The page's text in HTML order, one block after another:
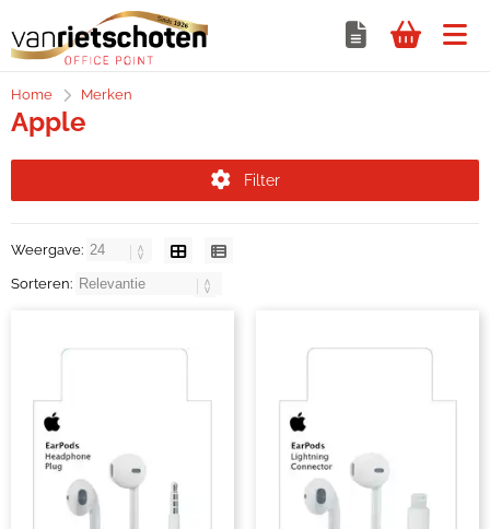
Home Merken
Apple
Filter
Weergave:
Sorteren: